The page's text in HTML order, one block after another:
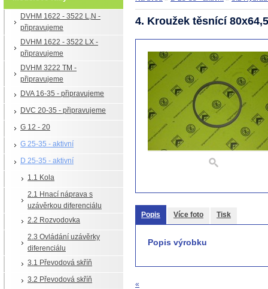
DVHM 1622 - 3522 L,N -
připravujeme
DVHM 1622 - 3522 LX -
připravujeme
DVHM 3222 TM -
připravujeme
DVA 16-35 - připravujeme
DVC 20-35 - připravujeme
G 12 - 20
G 25-35 - aktivní
D 25-35 - aktivní
1.1 Kola
2.1 Hnací náprava s
uzávěrkou diferenciálu
2.2 Rozvodovka
2.3 Ovládání uzávěrky
diferenciálu
3.1 Převodová skříň
3.2 Převodová skříň
4. Kroužek těsnící 80x64,5
Popis Více foto Tisk
Popis výrobku
«